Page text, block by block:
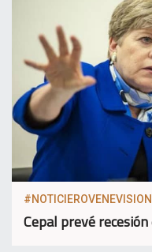
#NOTICIEROVENEVISION
Cepal prevé recesión